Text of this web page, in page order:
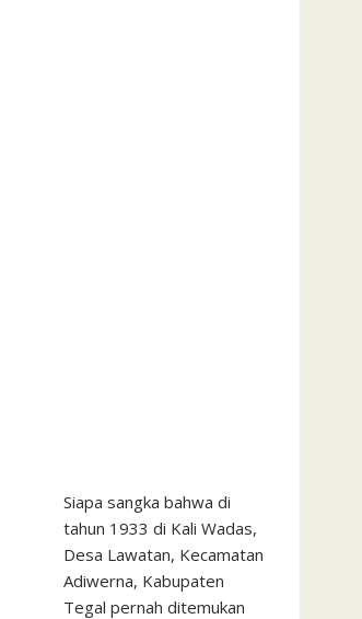
Siapa sangka bahwa di
tahun 1933 di Kali Wadas,
Desa Lawatan, Kecamatan
Adiwerna, Kabupaten
Tegal pernah ditemukan